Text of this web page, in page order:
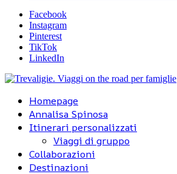
Facebook
Instagram
Pinterest
TikTok
LinkedIn
Homepage
Annalisa Spinosa
Itinerari personalizzati
Viaggi di gruppo
Collaborazioni
Destinazioni